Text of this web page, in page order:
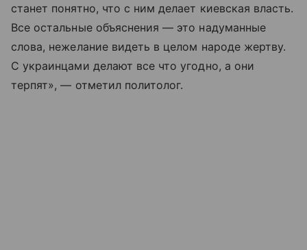
станет понятно, что с ним делает киевская власть.
Все остальные объяснения — это надуманные
слова, нежелание видеть в целом народе жертву.
С украинцами делают все что угодно, а они
терпят», — отметил политолог.